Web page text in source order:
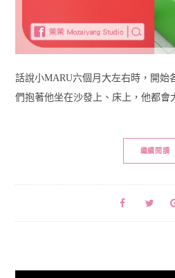
話說小MARU六個月大左右時，開始
們抱著他坐在沙發上、床上，他都會
繼續閱讀